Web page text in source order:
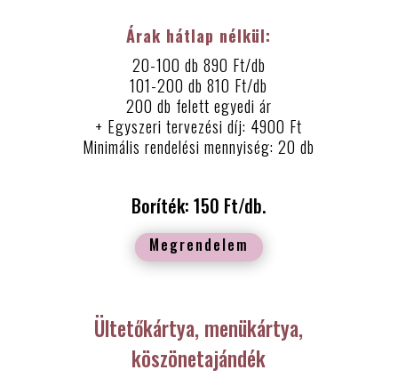
Árak hátlap nélkül:
20-100 db 890 Ft/db
101-200 db 810 Ft/db
200 db felett egyedi ár
+ Egyszeri tervezési díj: 4900 Ft
Minimális rendelési mennyiség: 20 db
Boríték: 150 Ft/db.
Megrendelem
Ültetőkártya, menükártya,
köszönetajándék